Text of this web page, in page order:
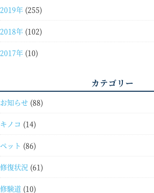
2019年 (255)
2018年 (102)
2017年 (10)
カテゴリー
お知らせ (88)
キノコ (14)
ペット (86)
修復状況 (61)
修験道 (10)